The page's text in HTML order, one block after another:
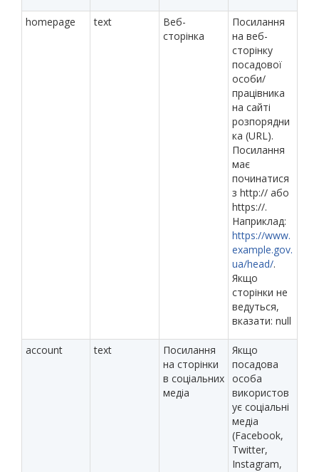
homepage text
Веб-
сторінка
Посилання
на веб-
сторінку
посадової
особи/
працівника
на сайті
розпорядни
ка (URL).
Посилання
має
починатися
з http:// або
https://.
Наприклад:
https://www.
example.gov.
ua/head/.
Якщо
сторінки не
ведуться,
вказати: null
account text
Посилання
на сторінки
в соціальних
медіа
Якщо
посадова
особа
використов
ує соціальні
медіа
(Facebook,
Twitter,
Instagram,